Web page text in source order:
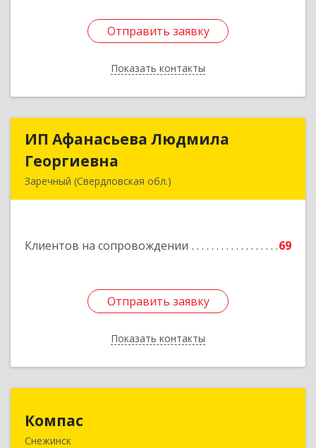
Отправить заявку
Показать контакты
Отправить заявку
Назад
ИП Афанасьева Людмила
Георгиевна
Заречный (Свердловская обл.)
Клиентов на сопровождении 69
Отправить заявку
Показать контакты
ИП Афанасьева Людмила
Подробнее
Отправить заявку
Назад
Компас
Снежинск